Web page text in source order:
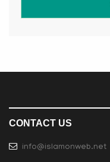
CONTACT US
info@islamonweb.net